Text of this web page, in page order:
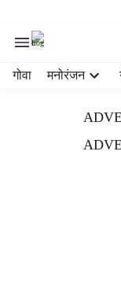
गोवा मनोरंजन